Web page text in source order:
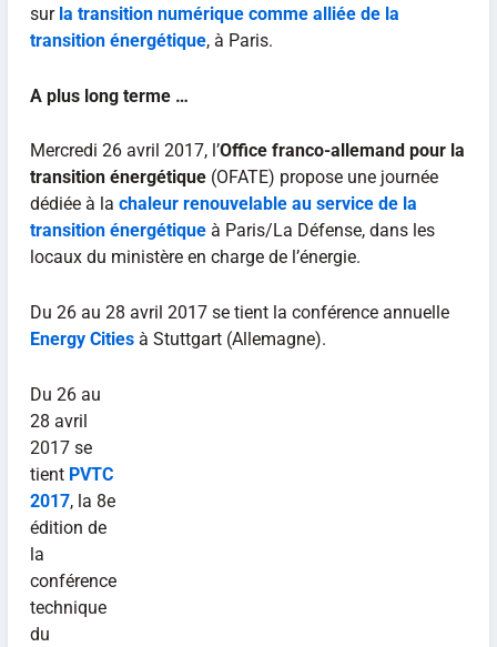
sur la transition numérique comme alliée de la
transition énergétique, à Paris.
A plus long terme …
Mercredi 26 avril 2017, l’Office franco-allemand pour la
transition énergétique(OFATE) propose une journée
dédiée à la chaleur renouvelable au service de la
transition énergétique à Paris/La Défense, dans les
locaux du ministère en charge de l’énergie.
Du 26 au 28 avril 2017 se tient la conférence annuelle
Energy Citiesà Stuttgart (Allemagne).
Du 26 au
28 avril
2017 se
tient PVTC
2017, la 8e
édition de
la
conférence
technique
du